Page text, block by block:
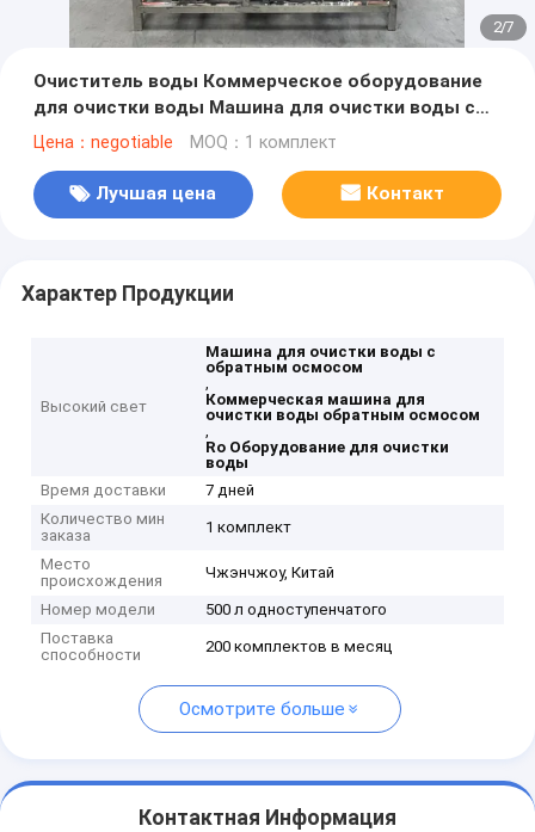
2/7
Очиститель воды Коммерческое оборудование
для очистки воды Машина для очистки воды с
обратным осмосом
Цена：negotiable MOQ：1 комплект
Лучшая цена Контакт
Характер Продукции
Высокий свет
Машина для очистки воды с
обратным осмосом
,
Коммерческая машина для
очистки воды обратным осмосом
,
Ro Оборудование для очистки
воды
Время доставки
7 дней
Количество мин
заказа
1 комплект
Место
происхождения
Чжэнчжоу, Китай
Номер модели
500 л одноступенчатого
Поставка
способности
200 комплектов в месяц
Осмотрите больше
Контактная Информация